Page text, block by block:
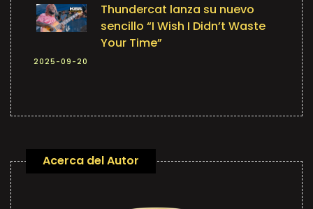
Thundercat lanza su nuevo
sencillo “I Wish I Didn’t Waste
Your Time”
2025-09-20
Acerca del Autor